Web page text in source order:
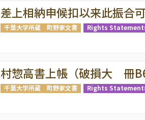
差上相納申候扣以来此振合
千葉大学所蔵 町野家文書 Rights
村惣高書上帳（破損大 冊
千葉大学所蔵 町野家文書 Rights